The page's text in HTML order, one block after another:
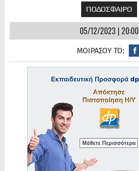
ΠΟΔΟΣΦΑΙΡΟ
05/12/2023 | 20:00
ΜΟΙΡΑΣΟΥ ΤΟ: